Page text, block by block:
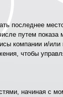
последнее
путем показа
компании и/или
чтобы
начиная с